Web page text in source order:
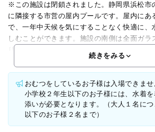
※この施設は閉鎖されました。静岡県浜松市
に隣接する市営の屋内プールです。屋内にあ
で、一年中天候を気にすることなく快適に、
しむことができます。施設の南側は全面ガラ
り、開放感が満ち溢れています。屋外に設け
続きをみる
おむつをしているお子様は入場できませ
小学校２年生以下のお子様には、水着を
添いが必要となります。（大人１名に
以下のお子様２名まで）